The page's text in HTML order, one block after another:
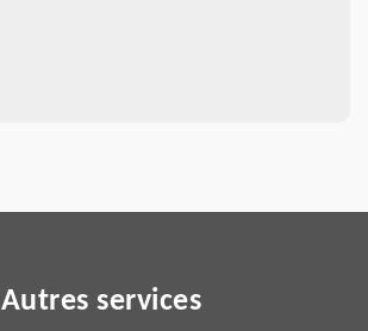
Autres services